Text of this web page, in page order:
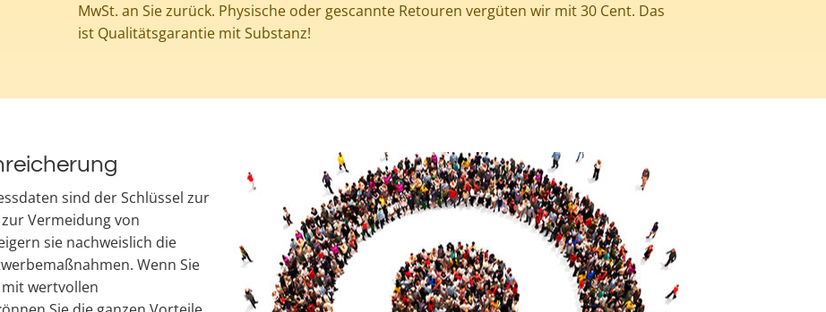
MwSt. an Sie zurück. Physische oder gescannte Retouren vergüten wir mit 30 Cent. Das
ist Qualitätsgarantie mit Substanz!
sind der Schlüssel zur
Vermeidung von
sie nachweislich die
Wenn Sie
wertvollen